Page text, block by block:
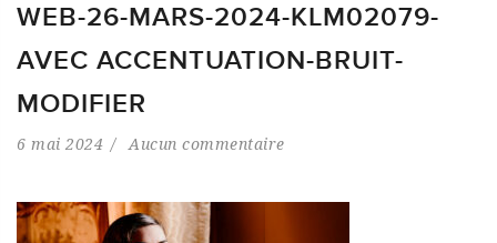
WEB-26-MARS-2024-KLM02079-
AVEC ACCENTUATION-BRUIT-
MODIFIER
6 mai 2024 Aucun commentaire